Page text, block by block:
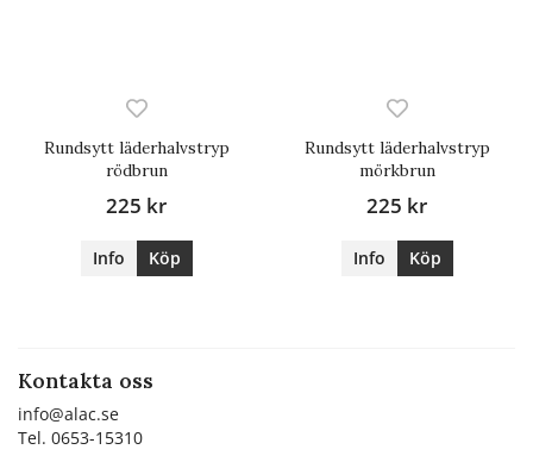
Rundsytt läderhalvstryp
rödbrun
225 kr
Info Köp
Rundsytt läderhalvstryp
mörkbrun
225 kr
Info Köp
Kontakta oss
info@alac.se
Tel. 0653-15310